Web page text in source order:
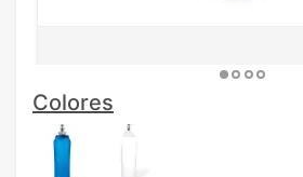
Colores